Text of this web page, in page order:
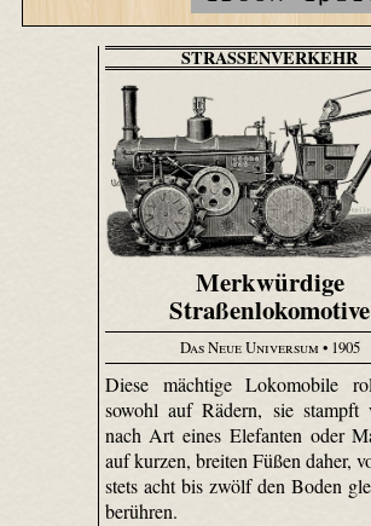
STRASSENVERKEHR
Merkwürdige
Straßenlokomotive
Das Neue Universum • 1905
Diese mächtige Loko­mobile
sowohl auf Rädern, sie stampft
nach Art eines Elefanten oder
auf kurzen, breiten Füßen daher,
stets acht bis zwölf den Boden
berühren.